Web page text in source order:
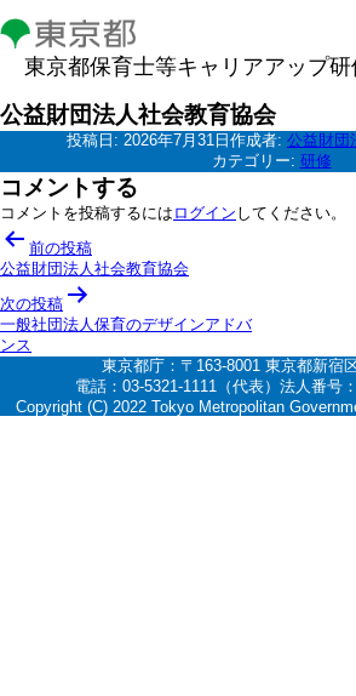
東京都保育士等キャリアアップ研
公益財団法人社会教育協会
投稿日: 2026年7月31日 作成者: 公益財団
カテゴリー: 研修
コメントする
コメントを投稿するには ログイン してください。
投
稿
ナ
ビ
ゲ
ー
前の投稿
公益財団法人社会教育協会
次の投稿
一般社団法人保育のデザインアドバ
ンス
東京都庁：〒163-8001 東京都新宿
電話：03-5321-1111（代表）法人番号
Copyright (C) 2022 Tokyo Metropolitan